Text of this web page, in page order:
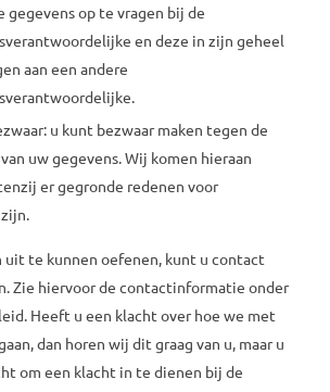
gegevens op te vragen bij de
en deze in zijn geheel
aan een andere
u kunt bezwaar maken tegen de
uw gegevens. Wij komen hieraan
er gegronde redenen voor
uit te kunnen oefenen, kunt u contact
Zie hiervoor de contactinformatie onder
Heeft u een klacht over hoe we met
dan horen wij dit graag van u, maar u
om een klacht in te dienen bij de